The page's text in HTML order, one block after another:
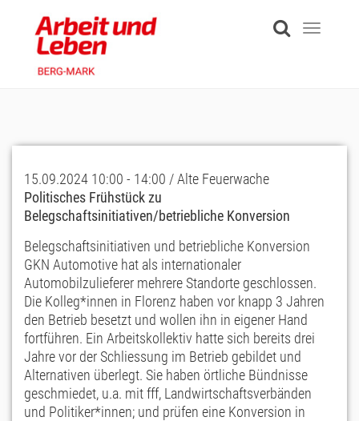
content
Toggle
15.09.2024 10:00 - 14:00 / Alte Feuerwache
Politisches Frühstück zu
Belegschaftsinitiativen/betriebliche Konversion
Belegschaftsinitiativen und betriebliche Konversion
GKN Automotive hat als internationaler
Automobilzulieferer mehrere Standorte geschlossen.
Die Kolleg*innen in Florenz haben vor knapp 3 Jahren
den Betrieb besetzt und wollen ihn in eigener Hand
fortführen. Ein Arbeitskollektiv hatte sich bereits drei
Jahre vor der Schliessung im Betrieb gebildet und
Alternativen überlegt. Sie haben örtliche Bündnisse
geschmiedet, u.a. mit fff, Landwirtschaftsverbänden
und Politiker*innen; und prüfen eine Konversion in